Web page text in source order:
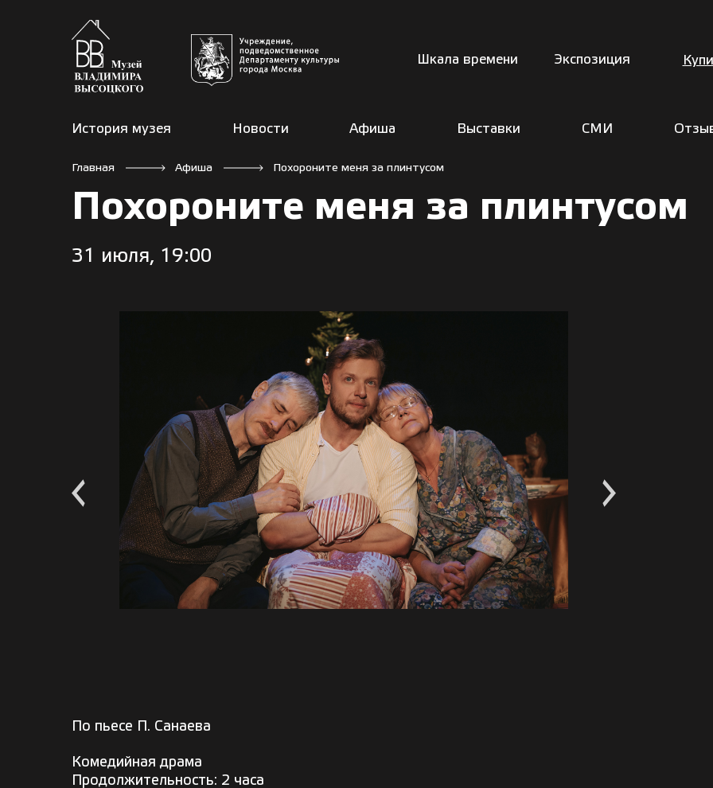
Шкала времени Экспозиция
История музея Новости Афиша Выставки СМИ
Главная Афиша Похороните меня за плинтусом
Похороните меня за плинтусом
31 июля, 19:00
По пьесе П. Санаева
Комедийная драма
Продолжительность: 2 часа